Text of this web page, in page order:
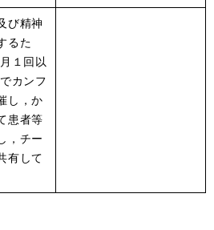
び精神
るた
１回以
カンフ
し，か
患者等
，チー
有して